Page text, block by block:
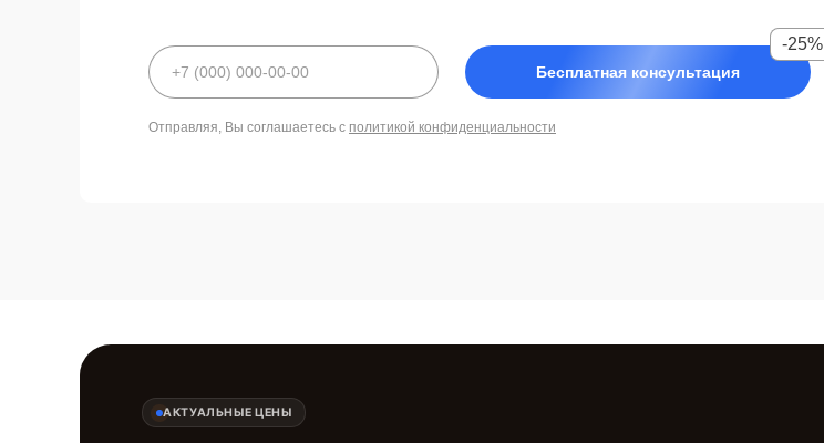
Бесплатная консультация
-25%
Отправляя, Вы соглашаетесь с политикой конфиденциальности
АКТУАЛЬНЫЕ ЦЕНЫ